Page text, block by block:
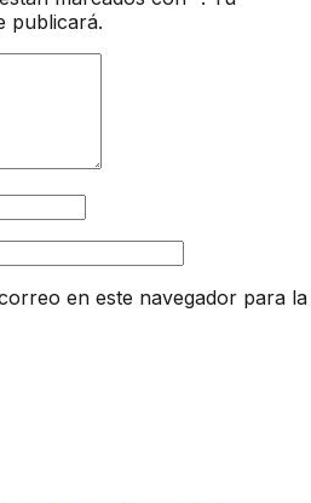
publicará.
en este navegador para la